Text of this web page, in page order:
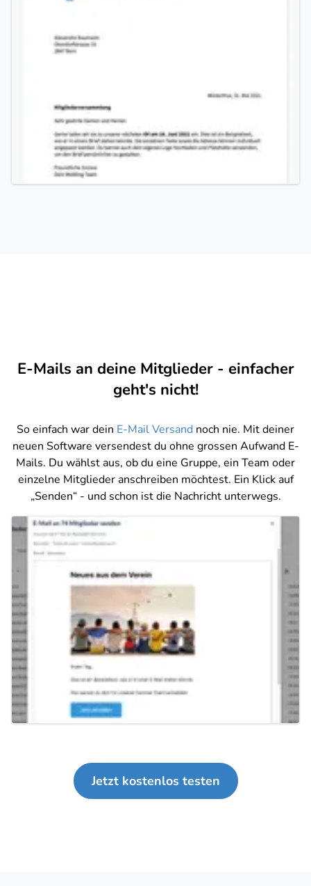
E-Mails an deine Mitglieder - einfacher
geht's nicht!
So einfach war dein E-Mail Versand noch nie. Mit deiner
neuen Software versendest du ohne grossen Aufwand E-
Mails. Du wählst aus, ob du eine Gruppe, ein Team oder
einzelne Mitglieder anschreiben möchtest. Ein Klick auf
„Senden“ - und schon ist die Nachricht unterwegs.
Jetzt kostenlos testen